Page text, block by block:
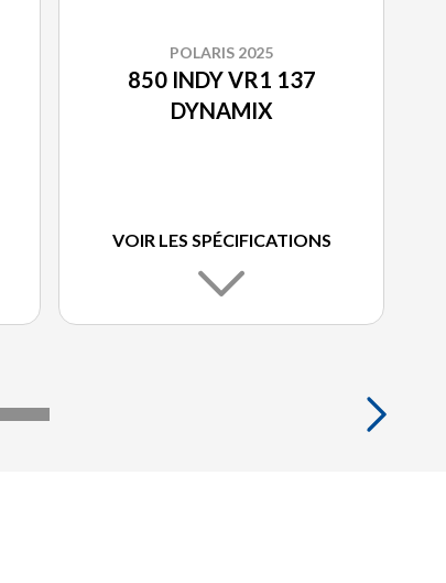
POLARIS 2025
850 INDY VR1 137
DYNAMIX
VOIR LES SPÉCIFICATIONS